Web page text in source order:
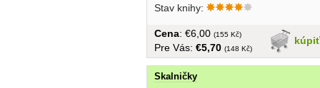
Stav knihy:
kúpiť
Cena: €6,00 (155 Kč)
Pre Vás: €5,70 (148 Kč)
Skalničky